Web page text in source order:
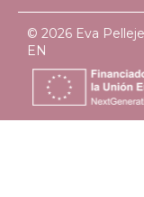
© 2026 Eva
EN